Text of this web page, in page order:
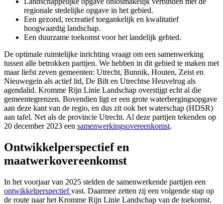
regionale stedelijke opgave in het gebied.
Een gezond, recreatief toegankelijk en kwalitatief
hoogwaardig landschap.
Een duurzame toekomst voor het landelijk gebied.
De optimale ruimtelijke inrichting vraagt om een samenwerking
tussen alle betrokken partijen. We hebben in dit gebied te maken met
maar liefst zeven gemeenten: Utrecht, Bunnik, Houten, Zeist en
Nieuwegein als actief lid, De Bilt en Utrechtse Heuvelrug als
agendalid. Kromme Rijn Linie Landschap overstijgt echt al die
gemeentegrenzen. Bovendien ligt er een grote waterbergingsopgave
aan deze kant van de regio, en dus zit ook het waterschap (HDSR)
aan tafel. Net als de provincie Utrecht. Al deze partijen tekenden op
20 december 2023 een samenwerkingsovereenkomst.
Ontwikkelperspectief en
maatwerkovereenkomst
In het voorjaar van 2025 stelden de samenwerkende partijen een
ontwikkelperspectiefvast. Daarmee zetten zij een volgende stap op
de route naar het Kromme Rijn Linie Landschap van de toekomst.